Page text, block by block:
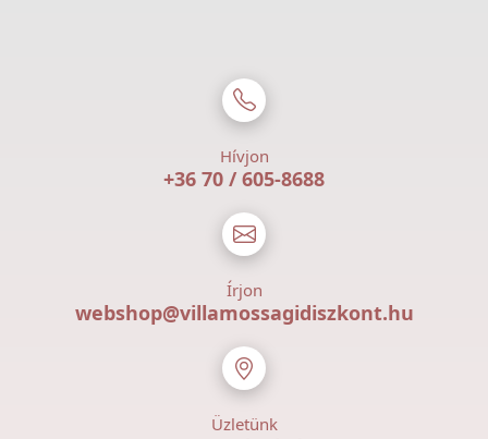
Hívjon
+36 70 / 605-8688
Írjon
webshop@villamossagidiszkont.hu
Üzletünk